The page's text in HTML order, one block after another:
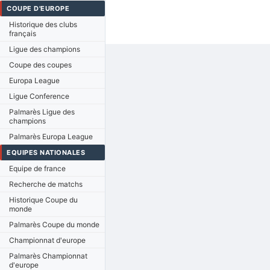
COUPE D'EUROPE
Historique des clubs
français
Ligue des champions
Coupe des coupes
Europa League
Ligue Conference
Palmarès Ligue des
champions
Palmarès Europa League
EQUIPES NATIONALES
Equipe de france
Recherche de matchs
Historique Coupe du
monde
Palmarès Coupe du monde
Championnat d'europe
Palmarès Championnat
d'europe